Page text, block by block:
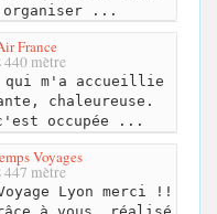
...
France
440 mètre
m'a accueillie
chaleureuse.
occupée ...
Voyages
447 mètre
Lyon merci !!